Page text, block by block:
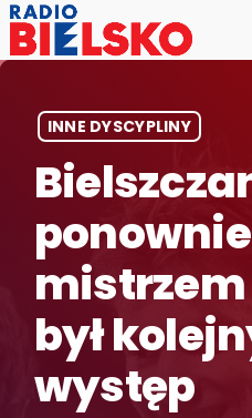
INNE DYSCYPLINY
ponownie
mistrzem
był
występ